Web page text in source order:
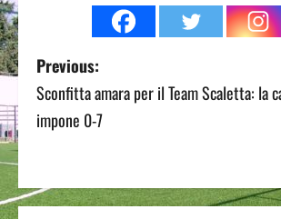
P
o
t
Previous:
Sconfitta amara per il Team Scaletta: la
impone 0-7